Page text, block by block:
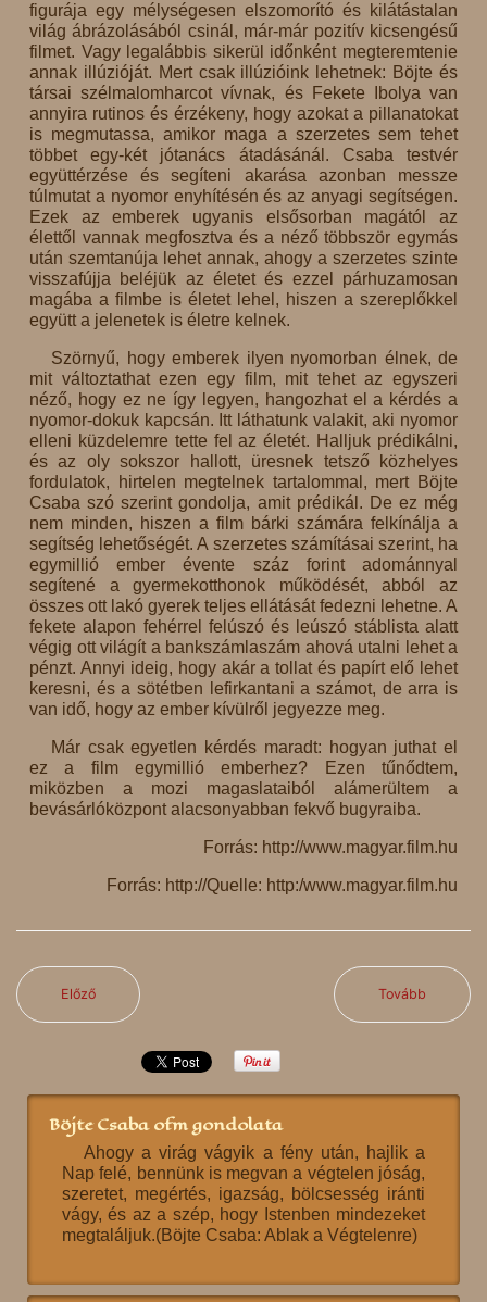
figurája egy mélységesen elszomorító és kilátástalan
világ ábrázolásából csinál, már-már pozitív kicsengésű
filmet. Vagy legalábbis sikerül időnként megteremtenie
annak illúzióját. Mert csak illúzióink lehetnek: Böjte és
társai szélmalomharcot vívnak, és Fekete Ibolya van
annyira rutinos és érzékeny, hogy azokat a pillanatokat
is megmutassa, amikor maga a szerzetes sem tehet
többet egy-két jótanács átadásánál. Csaba testvér
együttérzése és segíteni akarása azonban messze
túlmutat a nyomor enyhítésén és az anyagi segítségen.
Ezek az emberek ugyanis elsősorban magától az
élettől vannak megfosztva és a néző többször egymás
után szemtanúja lehet annak, ahogy a szerzetes szinte
visszafújja beléjük az életet és ezzel párhuzamosan
magába a filmbe is életet lehel, hiszen a szereplőkkel
együtt a jelenetek is életre kelnek.
Szörnyű, hogy emberek ilyen nyomorban élnek, de
mit változtathat ezen egy film, mit tehet az egyszeri
néző, hogy ez ne így legyen, hangozhat el a kérdés a
nyomor-dokuk kapcsán. Itt láthatunk valakit, aki nyomor
elleni küzdelemre tette fel az életét. Halljuk prédikálni,
és az oly sokszor hallott, üresnek tetsző közhelyes
fordulatok, hirtelen megtelnek tartalommal, mert Böjte
Csaba szó szerint gondolja, amit prédikál. De ez még
nem minden, hiszen a film bárki számára felkínálja a
segítség lehetőségét. A szerzetes számításai szerint, ha
egymillió ember évente száz forint adománnyal
segítené a gyermekotthonok működését, abból az
összes ott lakó gyerek teljes ellátását fedezni lehetne. A
fekete alapon fehérrel felúszó és leúszó stáblista alatt
végig ott világít a bankszámlaszám ahová utalni lehet a
pénzt. Annyi ideig, hogy akár a tollat és papírt elő lehet
keresni, és a sötétben lefirkantani a számot, de arra is
van idő, hogy az ember kívülről jegyezze meg.
Már csak egyetlen kérdés maradt: hogyan juthat el
ez a film egymillió emberhez? Ezen tűnődtem,
miközben a mozi magaslataiból alámerültem a
bevásárlóközpont alacsonyabban fekvő bugyraiba.
Forrás: http://www.magyar.film.hu
Forrás: http://Quelle: http:/www.magyar.film.hu
Előző Tovább
Böjte Csaba ofm gondolata
Ahogy a virág vágyik a fény után, hajlik a
Nap felé, bennünk is megvan a végtelen jóság,
szeretet, megértés, igazság, bölcsesség iránti
vágy, és az a szép, hogy Istenben mindezeket
megtaláljuk.(Böjte Csaba: Ablak a Végtelenre)